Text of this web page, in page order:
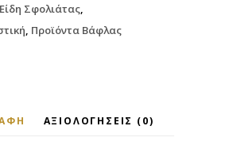
Είδη Σφολιάτας
Προϊόντα Βάφλας
ΑΞΙΟΛΟΓΉΣΕΙΣ (0)